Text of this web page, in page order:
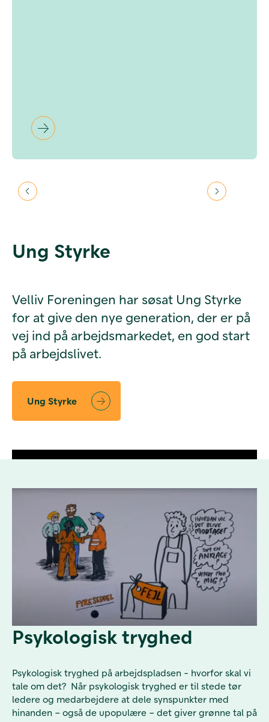
Ung Styrke
Velliv Foreningen har søsat Ung Styrke
for at give den nye generation, der er på
vej ind på arbejdsmarkedet, en god start
på arbejdslivet.
Ung Styrke
Psykologisk tryghed
Psykologisk tryghed på arbejdspladsen - hvorfor skal vi
tale om det? Når psykologisk tryghed er til stede tør
ledere og medarbejdere at dele synspunkter med
hinanden – også de upopulære – det giver grønne tal på